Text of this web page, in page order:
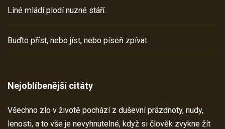
Líné mládí plodí nuzné stáří.
Buďto příst, nebo jíst, nebo píseň zpívat.
Nejoblíbenější citáty
Všechno zlo v životě pochází z duševní prázdnoty, nudy,
lenosti, a to vše je nevyhnutelné, když si člověk zvykne žít